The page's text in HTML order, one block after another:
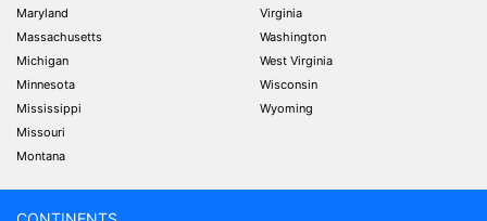
Maryland
Massachusetts
Michigan
Minnesota
Mississippi
Missouri
Montana
Virginia
Washington
West Virginia
Wisconsin
Wyoming